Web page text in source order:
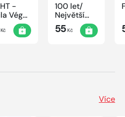
-
Végh
100 let/
Největší
okamžiky
českého
55Kč
Více